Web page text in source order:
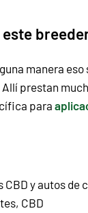
manera
prestan
para
CBD yautos de
, CBD